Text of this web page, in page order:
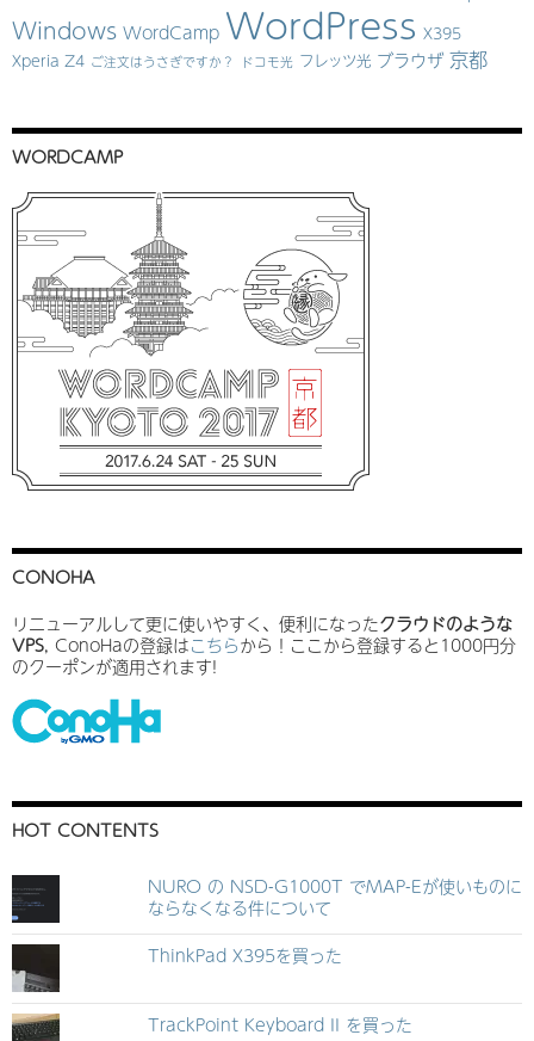
Windows WordCamp WordPress X395
Xperia Z4 ご注文はうさぎですか？ ドコモ光 フレッツ光 ブラウザ 京都
WORDCAMP
CONOHA
リニューアルして更に使いやすく、便利になったクラウドのような
VPS, ConoHaの登録はこちらから！ここから登録すると1000円分
のクーポンが適用されます!
HOT CONTENTS
NURO の NSD-G1000T でMAP-Eが使いものに
ならなくなる件について
ThinkPad X395を買った
TrackPoint Keyboard II を買った